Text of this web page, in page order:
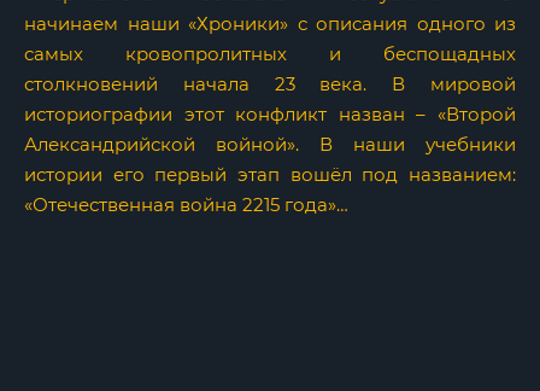
начинаем наши «Хроники» с описания одного из
самых кровопролитных и беспощадных
столкновений начала 23 века. В мировой
историографии этот конфликт назван – «Второй
Александрийской войной». В наши учебники
истории его первый этап вошёл под названием:
«Отечественная война 2215 года»…